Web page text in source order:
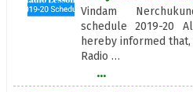
Vindam
schedule 2019-20
hereby informed
Radio …
...